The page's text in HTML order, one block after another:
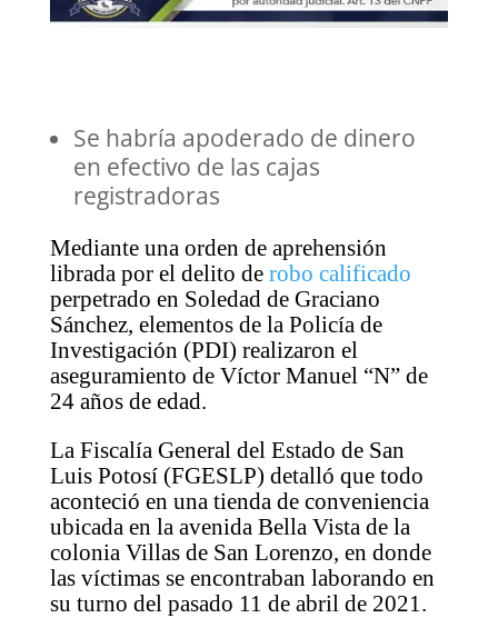
Se habría apoderado de dinero
en efectivo de las cajas
registradoras
Mediante una orden de aprehensión
librada por el delito de robo calificado
perpetrado en Soledad de Graciano
Sánchez, elementos de la Policía de
Investigación (PDI) realizaron el
aseguramiento de Víctor Manuel “N” de
24 años de edad.
La Fiscalía General del Estado de San
Luis Potosí (FGESLP) detalló que todo
aconteció en una tienda de conveniencia
ubicada en la avenida Bella Vista de la
colonia Villas de San Lorenzo, en donde
las víctimas se encontraban laborando en
su turno del pasado 11 de abril de 2021.